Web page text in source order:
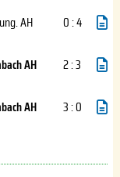
AH
0 : 4
AH
2 : 3
AH 3 : 0